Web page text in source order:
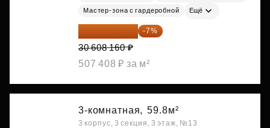
Мастер-зона с гардеробной Ещё
28 465 589 ₽ -7%
30 608 160 ₽
507 408 ₽ за м²
3-комнатная, 59.8м²
3 корпус, 3 секция, 3 этаж, №13